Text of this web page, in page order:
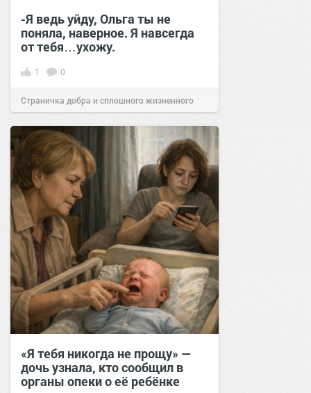
-Я ведь уйду, Ольга ты не
поняла, наверное. Я навсегда
от тебя…ухожу.
1 0
Страничка добра и сплошного жизненного
позитива!18:2001 фев 2025
«Я тебя никогда не прощу» —
дочь узнала, кто сообщил в
органы опеки о её ребёнке